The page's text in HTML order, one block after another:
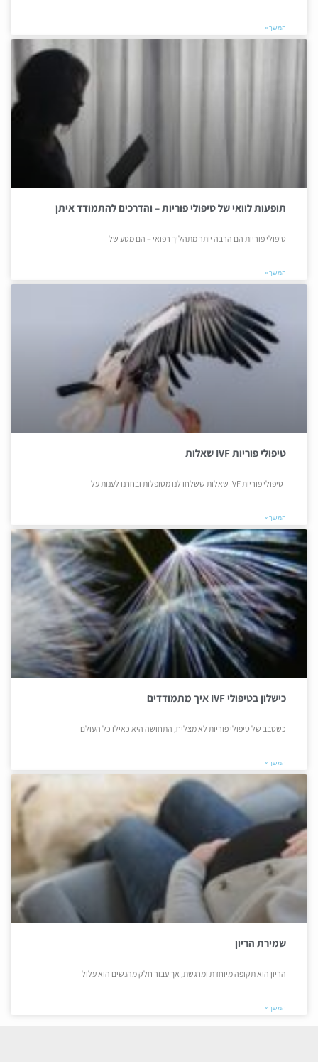
המשך »
תופעות לוואי של טיפולי פוריות – והדרכים להתמודד איתן
טיפולי פוריות הם הרבה יותר מתהליך רפואי – הם מסע של
המשך »
טיפולי פוריות IVF שאלות
טיפולי פוריות IVF שאלות ששלחו לנו מטופלות ובחרנו לענות על
המשך »
כישלון בטיפולי IVF איך מתמודדים
כשסבב של טיפולי פוריות לא מצליח, התחושה היא כאילו כל העולם
המשך »
שמירת הריון
הריון הוא תקופה מיוחדת ומרגשת, אך עבור חלק מהנשים הוא עלול
המשך »